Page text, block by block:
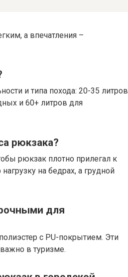
а впечатления –
и типа похода: 20-35 литров
и 60+ литров для
рюкзака?
рюкзак плотно прилегал к
на бедрах, а грудной
для
с PU-покрытием. Эти
в туризме.